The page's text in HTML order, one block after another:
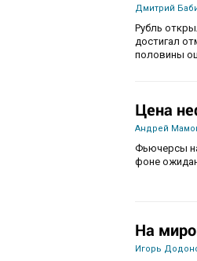
Дмитрий
Рубль
достигал
половины
Цена
Андрей
Фьючерсы
фоне
На
Игорь